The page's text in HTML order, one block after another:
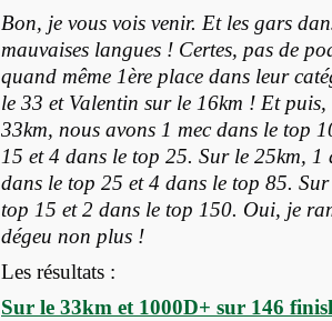
Bon, je vous vois venir. Et les gars
mauvaises langues ! Certes, pas de
quand même 1ère place dans leur
le 33 et Valentin sur le 16km ! Et
33km, nous avons 1 mec dans le top
15 et 4 dans le top 25. Sur le 25km, 1
dans le top 25 et 4 dans le top 85.
top 15 et 2 dans le top 150. Oui, je
dégeu non plus !
Les résultats :
Sur le 33km et 1000D+ sur 146